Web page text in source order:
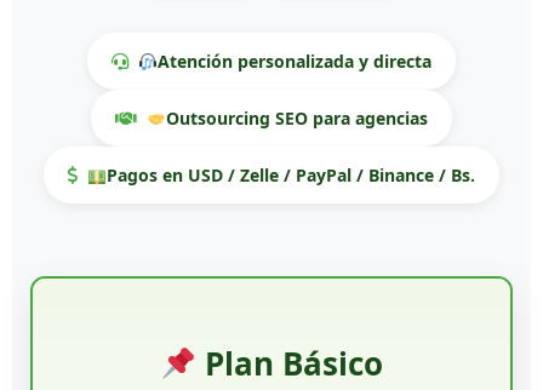
Atención personalizada y directa
Outsourcing SEO para agencias
Pagos en USD / Zelle / PayPal / Binance / Bs.
Plan Básico